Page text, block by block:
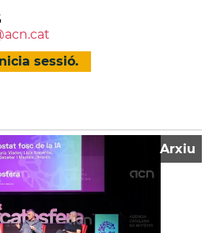
Inicia sessió.
Arxiu